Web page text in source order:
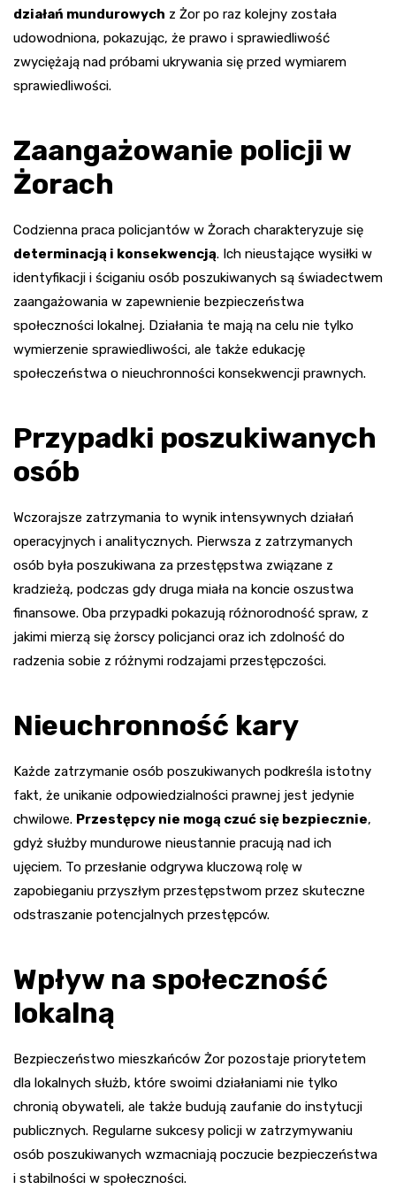
działań mundurowych z Żor po raz kolejny została
udowodniona, pokazując, że prawo i sprawiedliwość
zwyciężają nad próbami ukrywania się przed wymiarem
sprawiedliwości.
Zaangażowanie policji w
Żorach
Codzienna praca policjantów w Żorach charakteryzuje się
determinacją i konsekwencją. Ich nieustające wysiłki w
identyfikacji i ściganiu osób poszukiwanych są świadectwem
zaangażowania w zapewnienie bezpieczeństwa
społeczności lokalnej. Działania te mają na celu nie tylko
wymierzenie sprawiedliwości, ale także edukację
społeczeństwa o nieuchronności konsekwencji prawnych.
Przypadki poszukiwanych
osób
Wczorajsze zatrzymania to wynik intensywnych działań
operacyjnych i analitycznych. Pierwsza z zatrzymanych
osób była poszukiwana za przestępstwa związane z
kradzieżą, podczas gdy druga miała na koncie oszustwa
finansowe. Oba przypadki pokazują różnorodność spraw, z
jakimi mierzą się żorscy policjanci oraz ich zdolność do
radzenia sobie z różnymi rodzajami przestępczości.
Nieuchronność kary
Każde zatrzymanie osób poszukiwanych podkreśla istotny
fakt, że unikanie odpowiedzialności prawnej jest jedynie
chwilowe. Przestępcy nie mogą czuć się bezpiecznie,
gdyż służby mundurowe nieustannie pracują nad ich
ujęciem. To przesłanie odgrywa kluczową rolę w
zapobieganiu przyszłym przestępstwom przez skuteczne
odstraszanie potencjalnych przestępców.
Wpływ na społeczność
lokalną
Bezpieczeństwo mieszkańców Żor pozostaje priorytetem
dla lokalnych służb, które swoimi działaniami nie tylko
chronią obywateli, ale także budują zaufanie do instytucji
publicznych. Regularne sukcesy policji w zatrzymywaniu
osób poszukiwanych wzmacniają poczucie bezpieczeństwa
i stabilności w społeczności.